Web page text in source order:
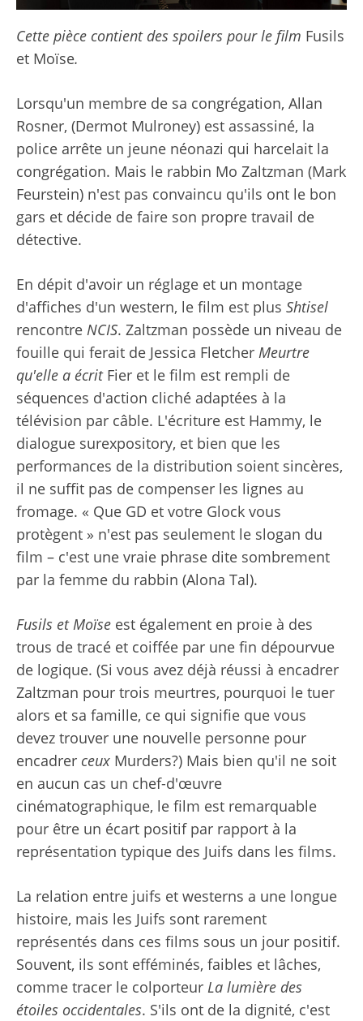
Cette pièce contient des spoilers pour le film Fusils
et Moïse.
Lorsqu'un membre de sa congrégation, Allan
Rosner, (Dermot Mulroney) est assassiné, la
police arrête un jeune néonazi qui harcelait la
congrégation. Mais le rabbin Mo Zaltzman (Mark
Feurstein) n'est pas convaincu qu'ils ont le bon
gars et décide de faire son propre travail de
détective.
En dépit d'avoir un réglage et un montage
d'affiches d'un western, le film est plus Shtisel
rencontre NCIS. Zaltzman possède un niveau de
fouille qui ferait de Jessica Fletcher Meurtre
qu'elle a écritFier et le film est rempli de
séquences d'action cliché adaptées à la
télévision par câble. L'écriture est Hammy, le
dialogue surexpository, et bien que les
performances de la distribution soient sincères,
il ne suffit pas de compenser les lignes au
fromage. « Que GD et votre Glock vous
protègent » n'est pas seulement le slogan du
film – c'est une vraie phrase dite sombrement
par la femme du rabbin (Alona Tal).
Fusils et Moïse est également en proie à des
trous de tracé et coiffée par une fin dépourvue
de logique. (Si vous avez déjà réussi à encadrer
Zaltzman pour trois meurtres, pourquoi le tuer
alors et sa famille, ce qui signifie que vous
devez trouver une nouvelle personne pour
encadrer ceux Murders?) Mais bien qu'il ne soit
en aucun cas un chef-d'œuvre
cinématographique, le film est remarquable
pour être un écart positif par rapport à la
représentation typique des Juifs dans les films.
La relation entre juifs et westerns a une longue
histoire, mais les Juifs sont rarement
représentés dans ces films sous un jour positif.
Souvent, ils sont efféminés, faibles et lâches,
comme tracer le colporteur La lumière des
étoiles occidentales. S'ils ont de la dignité, c'est